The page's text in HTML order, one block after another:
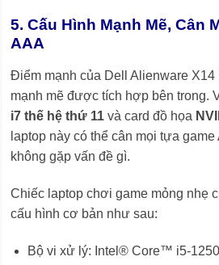
5. Cấu Hình Mạnh Mẽ, Cân
AAA
Điểm mạnh của Dell Alienware X14
mạnh mẽ được tích hợp bên trong.
i7 thế hệ thứ 11 và card đồ họa
laptop này có thể cân mọi tựa
không gặp vấn đề gì.
Chiếc laptop chơi game mỏng nhẹ
cấu hình cơ bản như sau:
Bộ vi xử lý: Intel® Core™ i5-